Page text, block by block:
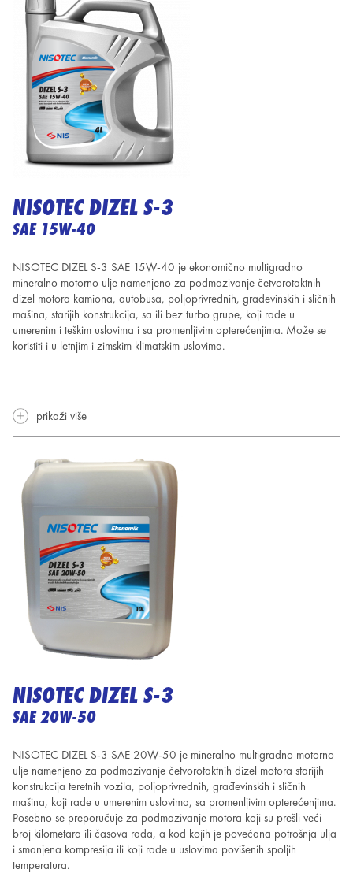
NISOTEC DIZEL S-3
SAE 15W-40
NISOTEC DIZEL S-3 SAE 15W-40 je ekonomično multigradno
mineralno motorno ulje namenjeno za podmazivanje četvorotaktnih
dizel motora kamiona, autobusa, poljoprivrednih, građevinskih i sličnih
mašina, starijih konstrukcija, sa ili bez turbo grupe, koji rade u
umerenim i teškim uslovima i sa promenljivim opterećenjima. Može se
koristiti i u letnjim i zimskim klimatskim uslovima.
prikaži više
NISOTEC DIZEL S-3
SAE 20W-50
NISOTEC DIZEL S-3 SAE 20W-50 je mineralno multigradno motorno
ulje namenjeno za podmazivanje četvorotaktnih dizel motora starijih
konstrukcija teretnih vozila, poljoprivrednih, građevinskih i sličnih
mašina, koji rade u umerenim uslovima, sa promenljivim opterećenjima.
Posebno se preporučuje za podmazivanje motora koji su prešli veći
broj kilometara ili časova rada, a kod kojih je povećana potrošnja ulja
i smanjena kompresija ili koji rade u uslovima povišenih spoljih
temperatura.